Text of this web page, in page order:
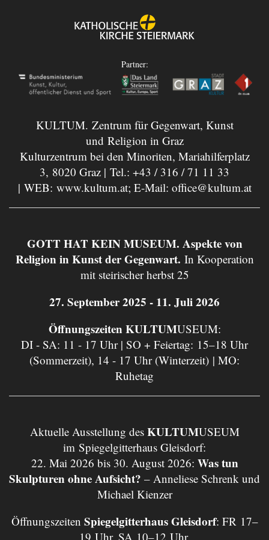
Partner:
KULTUM. Zentrum für Gegenwart, Kunst
und Religion in Graz
Kulturzentrum bei den Minoriten, Mariahilferplatz
3, 8020 Graz | Tel.: +43 / 316 / 71 11 33
| WEB: www.kultum.at; E-Mail: office@kultum.at
GOTT HAT KEIN MUSEUM. Aspekte von
Religion in Kunst der Gegenwart. In Kooperation
mit steirischer herbst 25
27. September 2025 - 11. Juli 2026
Öffnungszeiten KULTUMUSEUM:
DI - SA: 11 - 17 Uhr | SO + Feiertag: 15–18 Uhr
(Sommerzeit), 14 - 17 Uhr (Winterzeit) | MO:
Ruhetag
Aktuelle Ausstellung des KULTUMUSEUM
im Spiegelgitterhaus Gleisdorf:
22. Mai 2026 bis 30. August 2026: Was tun
Skulpturen ohne Aufsicht? – Anneliese Schrenk und
Michael Kienzer
Öffnungszeiten Spiegelgitterhaus Gleisdorf: FR 17–
19 Uhr, SA 10–12 Uhr.